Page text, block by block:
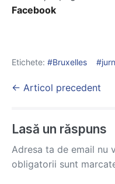
Facebook
Etichete: Bruxelles
Post
← Articol precedent
Lasă un răspuns
Adresa ta de email nu
obligatorii sunt